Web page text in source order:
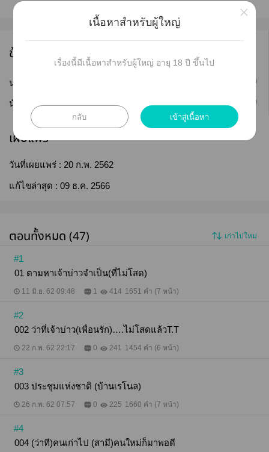
ข้อมูลนักเขียน
นามปากกา :
นักเขียน :sunthree
เผยแพร่
วันที่เผยแพร่ : 20 ก.พ. 2562
แก้ไขล่าสุด : 09 ธ.ค. 2566
ตอนทั้งหมด (47) เก่าไปใหม่
#1
01 ตามหาเจ้าบ่าวจำเป็น(ที่ไม่โสด)
11 มิ.ย. 62 09:48 1 414 1651 คำ (7 หน้า)
#2
002 ว่าที่เจ้าบ่าว(เพื่อนรัก)….ไม่โสดแล้วT.T
22 ก.พ. 62 22:17 0 241 1454 คำ (6 หน้า)
#3
003 ประชุมแห่งชาติ (บ้านเรโนล)
26 ก.พ. 62 07:57 0 225 1660 คำ (7 หน้า)
#4
004 (ว่าที)คนเก่าไป (สามี)คนใหม่ก็มาพอดี
เนื้อหาสำหรับผู้ใหญ่
เรื่องนี้มีเนื้อหาสำหรับผู้ใหญ่ อายุ 18 ปี ขึ้นไป
กลับ เข้าสู่เนื้อหา
×